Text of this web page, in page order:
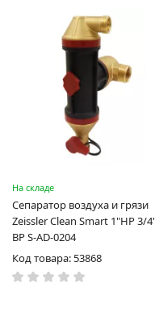
На складе
Сепаратор воздуха и грязи
Zeissler Clean Smart 1"НР 3/4'
ВР S-AD-0204
Код товара: 53868